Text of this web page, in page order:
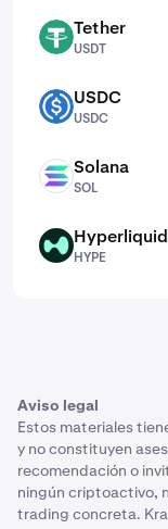
USDT Tether
USDT
USDC USDC
USDC
SOL Solana
SOL
HYPE Hyperliquid
HYPE
Aviso legal
Estos materiales
y no constituyen
recomendación o
ningún criptoactivo,
trading concreta.